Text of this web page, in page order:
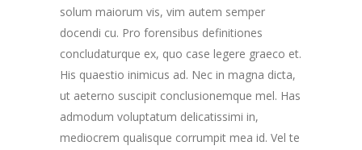
solum maiorum vis, vim autem semper
docendi cu. Pro forensibus definitiones
concludaturque ex, quo case legere graeco et.
His quaestio inimicus ad. Nec in magna dicta,
ut aeterno suscipit conclusionemque mel. Has
admodum voluptatum delicatissimi in,
mediocrem qualisque corrumpit mea id. Vel te